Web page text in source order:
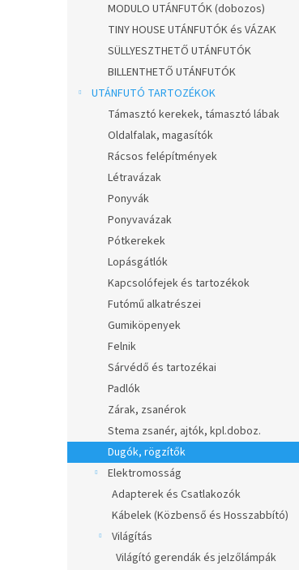
MODULO UTÁNFUTÓK (dobozos)
TINY HOUSE UTÁNFUTÓK és VÁZAK
SÜLLYESZTHETŐ UTÁNFUTÓK
BILLENTHETŐ UTÁNFUTÓK
UTÁNFUTÓ TARTOZÉKOK
Támasztó kerekek, támasztó lábak
Oldalfalak, magasítók
Rácsos felépítmények
Létravázak
Ponyvák
Ponyvavázak
Pótkerekek
Lopásgátlók
Kapcsolófejek és tartozékok
Futómű alkatrészei
Gumiköpenyek
Felnik
Sárvédő és tartozékai
Padlók
Zárak, zsanérok
Stema zsanér, ajtók, kpl.doboz.
Dugók, rögzítők
Elektromosság
Adapterek és Csatlakozók
Kábelek (Közbenső és Hosszabbító)
Világítás
Világító gerendák és jelzőlámpák